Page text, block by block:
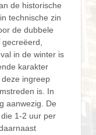
de historische
technische zin
de dubbele
gecreëerd,
in de winter is
karakter
ingreep
is. In
aanwezig. De
1-2 uur per